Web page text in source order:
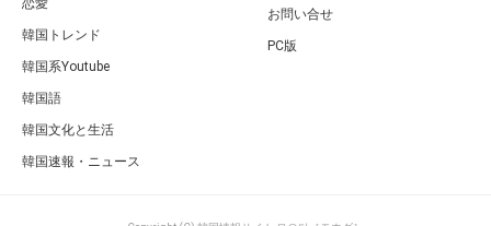
恋愛
韓国トレンド
韓国系Youtube
韓国語
韓国文化と生活
韓国速報・ニュース
お問い合せ
PC版